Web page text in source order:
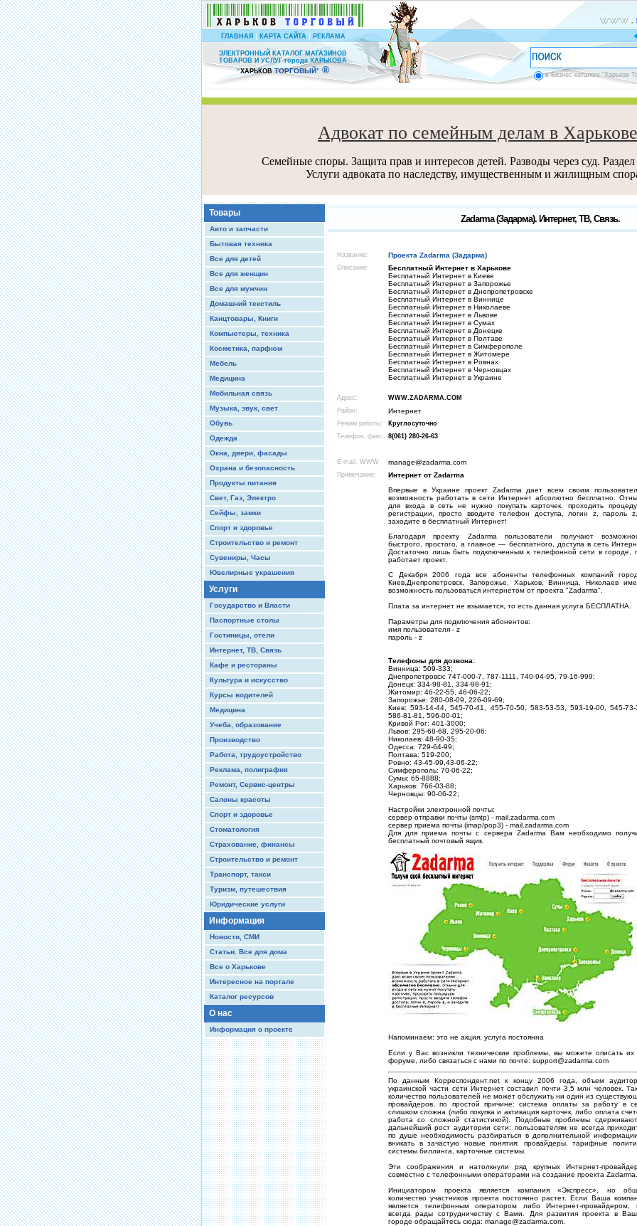
ГЛАВНАЯ| КАРТА САЙТА | РЕКЛАМА
ЭЛЕКТРОННЫЙ КАТАЛОГ МАГАЗИНОВ
ТОВАРОВ И УСЛУГ города ХАРЬКОВА
“ХАРЬКОВ ТОРГОВЫЙ” ® в Бизнес-каталоге "Харьков
Адвокат по семейным делам в Харькове
Семейные споры. Защита прав и интересов детей. Разводы через суд.
Услуги адвоката по наследству, имущественным и жилищным
Товары
Авто и запчасти
Бытовая техника
Все для детей
Все для женщин
Все для мужчин
Домашний текстиль
Канцтовары, Книги
Компьютеры, техника
Косметика, парфюм
Мебель
Медицина
Мобильная связь
Музыка, звук, свет
Обувь
Одежда
Окна, двери, фасады
Охрана и безопасность
Продукты питания
Свет, Газ, Электро
Сейфы, замки
Спорт и здоровье
Строительство и ремонт
Сувениры, Часы
Ювелирные украшения
Услуги
Государство и Власти
Паспортные столы
Гостиницы, отели
Интернет, ТВ, Связь
Кафе и рестораны
Культура и искусство
Курсы водителей
Медицина
Учеба, образование
Производство
Работа, трудоустройство
Реклама, полиграфия
Ремонт, Сервис-центры
Салоны красоты
Спорт и здоровье
Стоматология
Страхование, финансы
Строительство и ремонт
Транспорт, такси
Туризм, путешествия
Юридические услуги
Информация
Новости, СМИ
Статьи. Все для дома
Все о Харькове
Интересное на портале
Каталог ресурсов
О нас
Информация о проекте
Zadarma (Задарма). Интернет, ТВ, Связь.
Название:
Проекта Zadarma (Задарма)
Описание:
Бесплатный Интернет в Харькове
Бесплатный Интернет в Киеве
Бесплатный Интернет в Запорожье
Бесплатный Интернет в Днепропетровске
Бесплатный Интернет в Виннице
Бесплатный Интернет в Николаеве
Бесплатный Интернет в Львове
Бесплатный Интернет в Сумах
Бесплатный Интернет в Донецке
Бесплатный Интернет в Полтаве
Бесплатный Интернет в Симферополе
Бесплатный Интернет в Житомере
Бесплатный Интернет в Ровнах
Бесплатный Интернет в Черновцах
Бесплатный Интернет в Украине
Адрес:
WWW.ZADARMA.COM
Район:
Интернет
Режим работы:
Круглосуточно
Телефон, факс: 8(061) 280-26-63
E-mail, WWW manage@zadarma.com
Примечание:
Интернет от Zadarma
Впервые в Украине проект Zadarma дает всем своим
возможность работать в сети Интернет абсолютно бесплатно.
для входа в сеть не нужно покупать карточек, проходить
регистрации, просто вводите телефон доступа, логин z, пароль
заходите в бесплатный Интернет!
Благодаря проекту Zadarma пользователи получают
быстрого, простого, а главное — бесплатного, доступа в сеть
Достаточно лишь быть подключенным к телефонной сети в городе,
работает проект.
С Декабря 2006 года все абоненты телефонных компаний
Киев,Днепропетровск, Запорожье, Харьков, Винница, Николаев
возможность пользоваться интернетом от проекта "Zadarma".
Плата за интернет не взымается, то есть данная услуга БЕСПЛАТНА.
Параметры для подключения абонентов:
имя пользователя - z
пароль - z
Телефоны для дозвона:
Винница: 509-333;
Днепропетровск: 747-000-7, 787-1111, 740-94-95, 79-16-999;
Донецк: 334-98-81, 334-98-91;
Житомир: 46-22-55, 46-06-22;
Запорожье: 280-08-09, 226-09-69;
Киев: 593-14-44, 545-70-41, 455-70-50, 583-53-53, 593-19-00, 545-73-
586-81-81, 596-00-01;
Кривой Рог: 401-3000;
Львов: 295-68-68, 295-20-06;
Николаев: 48-90-35;
Одесса: 729-64-99;
Полтава: 519-200;
Ровно: 43-45-99,43-06-22;
Симферополь: 70-06-22;
Сумы: 65-8888;
Харьков: 766-03-88;
Черновцы: 90-06-22;
Настройки электронной почты:
сервер отправки почты (smtp) - mail.zadarma.com
сервер приема почты (imap/pop3) - mail.zadarma.com
Для для приема почты с сервера Zadarma Вам необходимо
бесплатный почтовый ящик.
Напоминаем: это не акция, услуга постоянна
Если у Вас возникли технические проблемы, вы можете описать их
форуме, либо связаться с нами по почте: support@zadarma.com
По данным Корреспондент.net к концу 2006 года, объем
украинской части сети Интернет составил почти 3,5 млн человек.
количество пользователей не может обслужить ни один из
провайдеров, по простой причине: система оплаты за работу в
слишком сложна (либо покупка и активация карточек, либо оплата
работа со сложной статистикой). Подобные проблемы
дальнейший рост аудитории сети: пользователям не всегда
по душе необходимость разбираться в дополнительной
вникать в зачастую новые понятия: провайдеры, тарифные
системы биллинга, карточные системы.
Эти соображения и натолкнули ряд крупных Интернет-
совместно с телефонными операторами на создание проекта Zadarma.
Инициатором проекта является компания «Экспресс», но
количество участников проекта постоянно растет. Если Ваша
является телефонным оператором либо Интернет-провайдером,
всегда рады сотрудничеству с Вами. Для развития проекта в
городе обращайтесь сюда: manage@zadarma.com.